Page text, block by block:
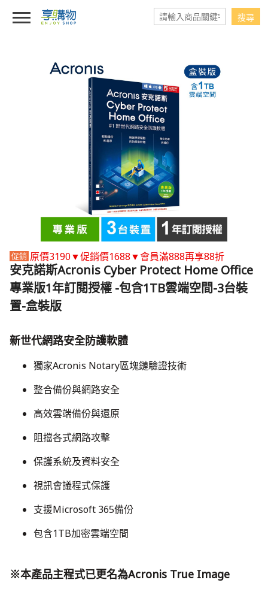
原價3190▼促銷價1688▼會員滿888再享88折
安克諾斯Acronis Cyber Protect Home Office
專業版1年訂閱授權 -包含1TB雲端空間-3台裝
置-盒裝版
新世代網路安全防護軟體
獨家Acronis Notary區塊鏈驗證技術
整合備份與網路安全
高效雲端備份與還原
​阻擋各式網路攻擊
​保護系統及資料安全
​視訊會議程式保護
​支援Microsoft 365備份
​包含1TB加密雲端空間
​※本產品主程式已更名為Acronis True Image